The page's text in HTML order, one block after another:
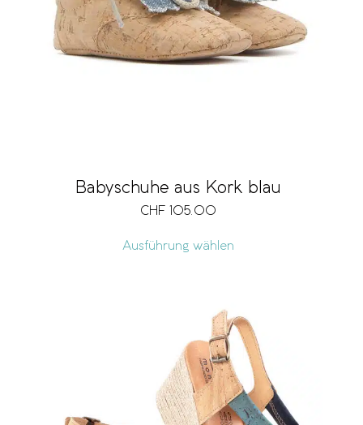
Babyschuhe aus Kork blau
CHF 105.00
Ausführung wählen